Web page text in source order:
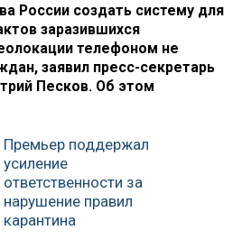
России создать систему для
заразившихся
телефоном не
заявил пресс-секретарь
Песков. Об этом
Премьер поддержал
усиление
ответственности за
нарушение правил
карантина